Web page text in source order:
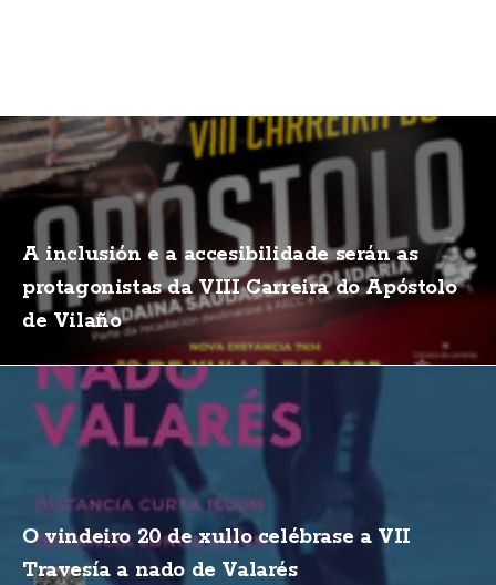
A inclusión e a accesibilidade serán as
protagonistas da VIII Carreira do Apóstolo
de Vilaño
O vindeiro 20 de xullo celébrase a VII
Travesía a nado de Valarés